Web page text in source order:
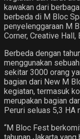
kawakan dari
berbeda di M Bloc
penyelenggaraan M
Corner, Creative Hall,
Berbeda dengan
menggunakan
sekitar 3000 orang
bagian dari New M
kegiatan, termasuk
merupakan bagian
Peruri seluas 5,3 HA
“M Bloc Fest
tahunan Jakarta